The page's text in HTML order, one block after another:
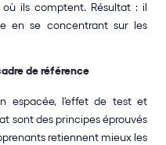
ils comptent. Résultat : il
en se concentrant sur les
de référence
espacée, l'effet de test et
sont des principes éprouvés
retiennent mieux les